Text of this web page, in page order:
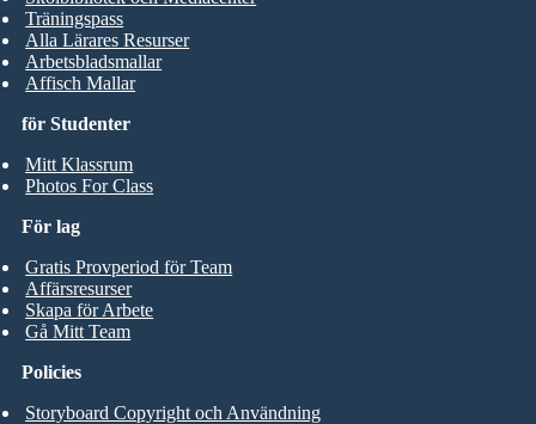
för Studenter
Mitt Klassrum
Photos For Class
Träningspass
Alla Lärares Resurser
Arbetsbladsmallar
Affisch Mallar
För lag
Gratis Provperiod för Team
Affärsresurser
Skapa för Arbete
Gå Mitt Team
Policies
Storyboard Copyright och Användning